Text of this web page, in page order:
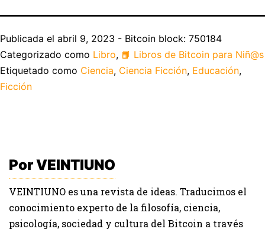
Publicada el abril 9, 2023 - Bitcoin block: 750184
Categorizado como Libro, 📙 Libros de Bitcoin para Niñ@s
Etiquetado como Ciencia, Ciencia Ficción, Educación,
Ficción
Por VEINTIUNO
VEINTIUNO es una revista de ideas. Traducimos el
conocimiento experto de la filosofía, ciencia,
psicología, sociedad y cultura del Bitcoin a través